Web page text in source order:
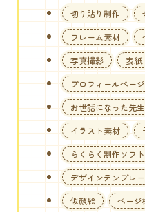
切り貼り制作
フレーム素材
写真撮影
表紙
プロフィールページ
お世話になった先
イラスト素材
らくらく制作ソフ
デザインテンプレ
似顔絵
ページ